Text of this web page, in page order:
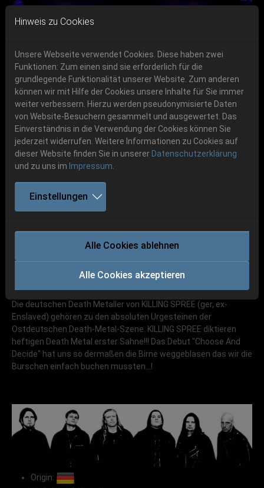
Skip to main navigation
Skip to main content
Skip to page footer
06.-08. August 2026
Schlotheim, Flugplatz Obermehler
Previous Next
KILLING SPREE
Die deutschen Death Metaller von KILLING SPREE (ger, ex-
Enslaved) gehören zu den absoluten Urgesteinen der
Ostdeutschen Death-Metal-Szene. KILLING SPREE diktieren
heftigen Death Metal erster Sahne!!! Das Debut "Choose And
Decide" hat uns so dermaßen die Birne weggeblasen das wir die
Burschen einfach buchen mussten...!
Origin:
Hinweis zu Cookies
Unsere Webseite verwendet Cookies. Diese haben zwei
Funktionen: Zum einen sind sie erforderlich für die
grundlegende Funktionalität unserer Website. Zum anderen
können wir mit Hilfe der Cookies unsere Inhalte für Sie immer
weiter verbessern. Hierzu werden pseudonymisierte Daten
von Website-Besuchern gesammelt und ausgewertet. Das
Einverständnis in die Verwendung der Cookies können Sie
jederzeit widerrufen. Weitere Informationen zu Cookies auf
dieser Website finden Sie in unserer Datenschutzerklärung
und zu uns im Impressum
Einstellungen
Alle Cookies ablehnen
Alle Cookies akzeptieren